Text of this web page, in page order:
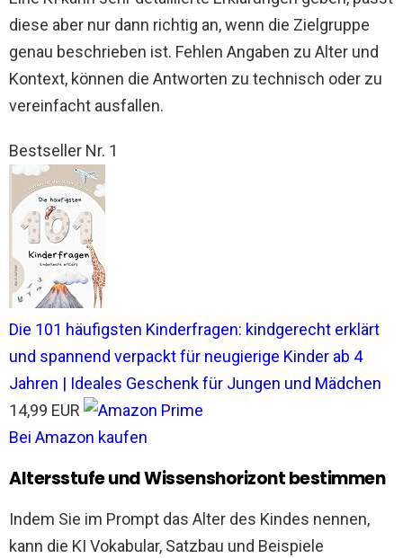
diese aber nur dann richtig an, wenn die Zielgruppe
genau beschrieben ist. Fehlen Angaben zu Alter und
Kontext, können die Antworten zu technisch oder zu
vereinfacht ausfallen.
Bestseller Nr. 1
Die 101 häufigsten Kinderfragen: kindgerecht erklärt
und spannend verpackt für neugierige Kinder ab 4
Jahren | Ideales Geschenk für Jungen und Mädchen
14,99 EUR
Bei Amazon kaufen
Altersstufe und Wissenshorizont bestimmen
Indem Sie im Prompt das Alter des Kindes nennen,
kann die KI Vokabular, Satzbau und Beispiele